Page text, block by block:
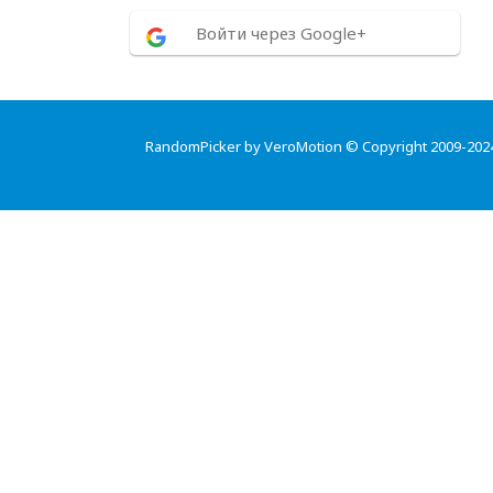
Войти через Google+
RandomPicker by VeroMotion © Copyright 2009-